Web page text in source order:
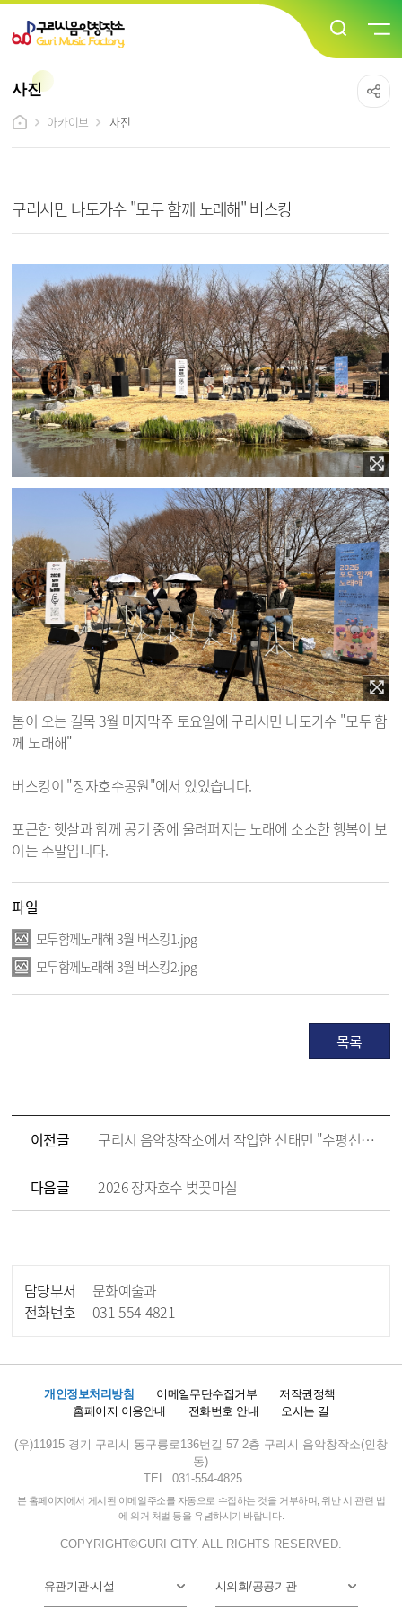
사진
아카이브
사진
구리시민 나도가수 "모두 함께 노래해" 버스킹
봄이 오는 길목 3월 마지막주 토요일에 구리시민 나도가수 "모두 함
께 노래해"
버스킹이 "장자호수공원"에서 있었습니다.
포근한 햇살과 함께 공기 중에 울려퍼지는 노래에 소소한 행복이 보
이는 주말입니다.
파일
모두함께노래해 3월 버스킹1.jpg
모두함께노래해 3월 버스킹2.jpg
목록
이전글 구리시 음악창작소에서 작업한 신태민 "수평선이 빛나는 아침에" 발매
다음글 2026 장자호수 벚꽃마실
담당부서
문화예술과
전화번호
031-554-4821
개인정보처리방침 이메일무단수집거부
저작권정책
홈페이지 이용안내
전화번호 안내 오시는 길
(우)11915 경기 구리시 동구릉로136번길 57 2층 구리시 음악창작소(인창
동)
TEL. 031-554-4825
본 홈페이지에서 게시된 이메일주소를 자동으로 수집하는 것을 거부하며, 위반 시 관련 법
에 의거 처벌 등을 유념하시기 바랍니다.
COPYRIGHT©GURI CITY. ALL RIGHTS RESERVED.
유관기관·시설 시의회/공공기관